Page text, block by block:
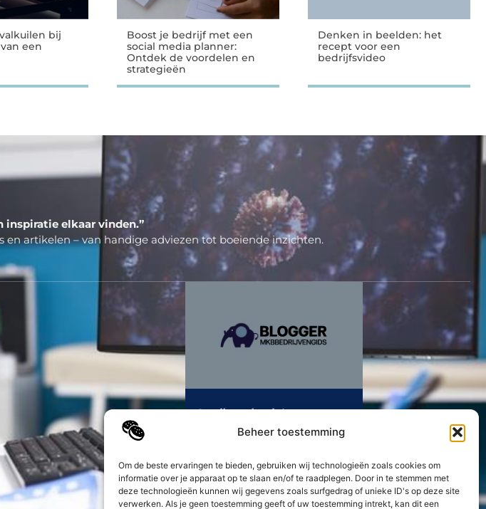
Beheer toestemming
Om de beste ervaringen te bieden, gebruiken wij technologieën zoals cookies om
informatie over je apparaat op te slaan en/of te raadplegen. Door in te stemmen met
deze technologieën kunnen wij gegevens zoals surfgedrag of unieke ID's op deze site
verwerken. Als je geen toestemming geeft of uw toestemming intrekt, kan dit een
bij
een
Boost je bedrijf met een
social media planner:
Ontdek de voordelen en
strategieën
Denken in beelden: het
recept voor een
bedrijfsvideo
inspiratie elkaar vinden.”
artikelen – van handige adviezen tot boeiende inzichten.
Goedkope loodgieter
Amsterdam? Budget
loodgieter!
Lees Verder »
Neem contact met ons op